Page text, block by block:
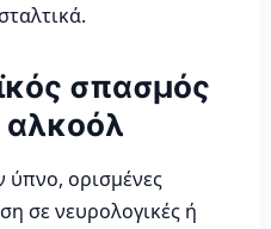
σπασμός
αλκοόλ
ύπνο, ορισμένες
σε νευρολογικές ή